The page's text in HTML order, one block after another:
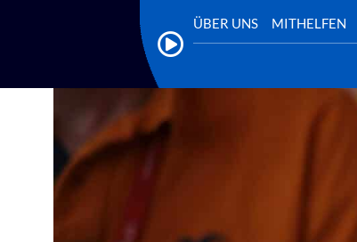
ÜBER UNS MITHELFEN